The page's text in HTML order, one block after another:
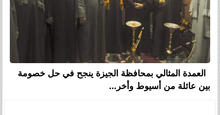
العمدة المثالي بمحافظة الجيزة ينجح في حل خصومة
بين عائلة من أسيوط وأخر...